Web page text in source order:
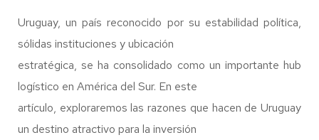
Uruguay, un país reconocido por su estabilidad política,
sólidas instituciones y ubicación
estratégica, se ha consolidado como un importante hub
logístico en América del Sur. En este
artículo, exploraremos las razones que hacen de Uruguay
un destino atractivo para la inversión